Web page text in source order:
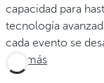
capacidad para
tecnología
cada evento se
Ver más